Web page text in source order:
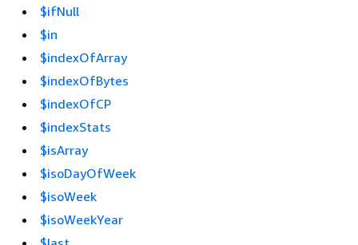
$ifNull
$in
$indexOfArray
$indexOfBytes
$indexOfCP
$indexStats
$isArray
$isoDayOfWeek
$isoWeek
$isoWeekYear